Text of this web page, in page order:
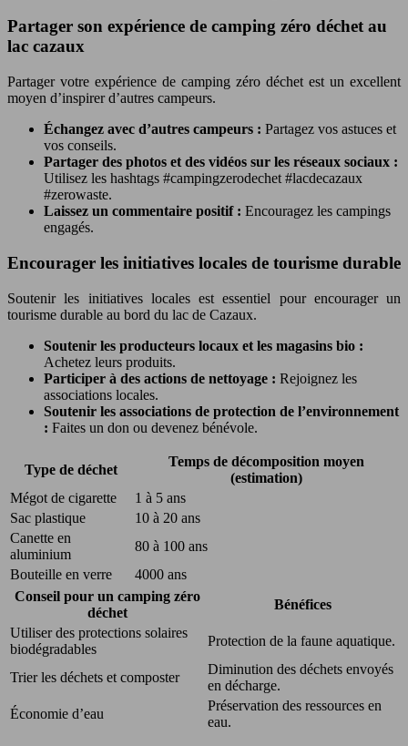
Partager son expérience de camping zéro déchet au
lac cazaux
Partager votre expérience de camping zéro déchet est un excellent
moyen d’inspirer d’autres campeurs.
Échangez avec d’autres campeurs : Partagez vos astuces et
vos conseils.
Partager des photos et des vidéos sur les réseaux sociaux :
Utilisez les hashtags #campingzerodechet #lacdecazaux
#zerowaste.
Laissez un commentaire positif : Encouragez les campings
engagés.
Encourager les initiatives locales de tourisme durable
Soutenir les initiatives locales est essentiel pour encourager un
tourisme durable au bord du lac de Cazaux.
Soutenir les producteurs locaux et les magasins bio :
Achetez leurs produits.
Participer à des actions de nettoyage : Rejoignez les
associations locales.
Soutenir les associations de protection de l’environnement
: Faites un don ou devenez bénévole.
Type de déchet
Temps de décomposition moyen
(estimation)
Mégot de cigarette
1 à 5 ans
Sac plastique
10 à 20 ans
Canette en
aluminium
80 à 100 ans
Bouteille en verre
4000 ans
Conseil pour un camping zéro
déchet
Bénéfices
Utiliser des protections solaires
biodégradables
Protection de la faune aquatique.
Trier les déchets et composter
Diminution des déchets envoyés
en décharge.
Économie d’eau
Préservation des ressources en
eau.